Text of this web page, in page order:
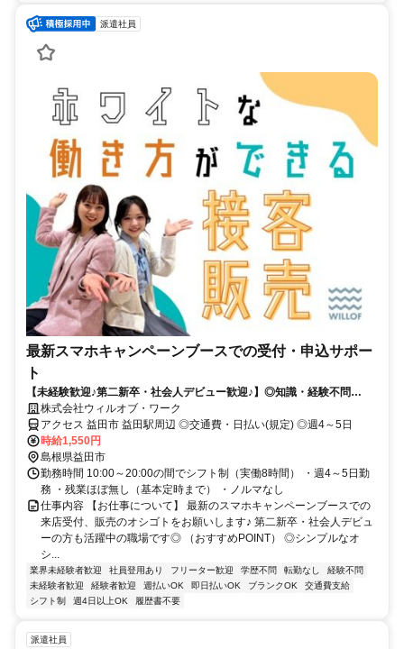
派遣社員
最新スマホキャンペーンブースでの受付・申込サポー
ト
【未経験歓迎♪第二新卒・社会人デビュー歓迎♪】◎知識・経験不問
◎NOサービス残業 ◎自社正社員も目指せる
株式会社ウィルオブ・ワーク
アクセス 益田市 益田駅周辺 ◎交通費・日払い(規定) ◎週4～5日
時給1,550円
島根県益田市
勤務時間 10:00～20:00の間でシフト制（実働8時間） ・週4～5日勤
務 ・残業ほぼ無し（基本定時まで） ・ノルマなし
仕事内容 【お仕事について】 最新のスマホキャンペーンブースでの
来店受付、販売のオシゴトをお願いします♪ 第二新卒・社会人デビュ
ーの方も活躍中の職場です◎ （おすすめPOINT） ◎シンプルなオ
シ...
業界未経験者歓迎 社員登用あり フリーター歓迎 学歴不問 転勤なし
経験不問
未経験者歓迎
経験者歓迎 週払いOK 即日払いOK ブランクOK
交通費支給
シフト制
週4日以上OK 履歴書不要
派遣社員